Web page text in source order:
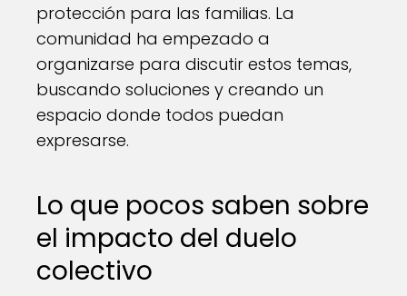
protección para las familias. La
comunidad ha empezado a
organizarse para discutir estos temas,
buscando soluciones y creando un
espacio donde todos puedan
expresarse.
Lo que pocos saben sobre
el impacto del duelo
colectivo